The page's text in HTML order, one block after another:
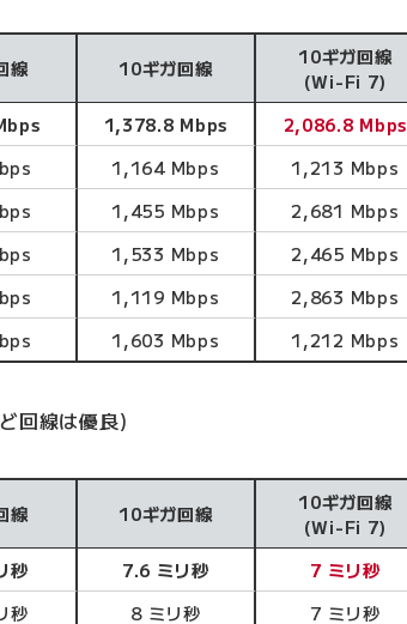
線 10ギガ回線
10ギガ回線
(Wi-Fi 7)
1,378.8 Mbps
2,086.8 Mbps
1,164 Mbps
1,213 Mbps
1,455 Mbps
2,681 Mbps
1,533 Mbps
2,465 Mbps
1,119 Mbps
2,863 Mbps
1,603 Mbps 1,212 Mbps
回線は優良)
線 10ギガ回線
10ギガ回線
(Wi-Fi 7)
秒
7.6 ミリ秒
7 ミリ秒
秒
8 ミリ秒 7 ミリ秒